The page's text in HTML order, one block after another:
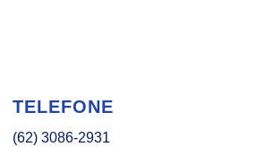
TELEFONE
(62) 3086-2931